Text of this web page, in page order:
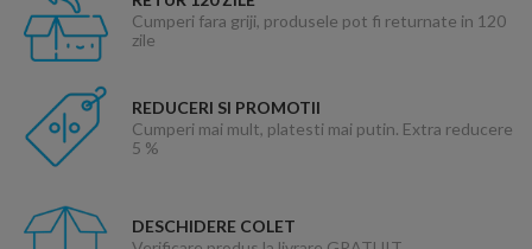
Cumperi fara griji, produsele pot fi returnate in 120
zile
REDUCERI SI PROMOTII
Cumperi mai mult, platesti mai putin. Extra reducere
5 %
DESCHIDERE COLET